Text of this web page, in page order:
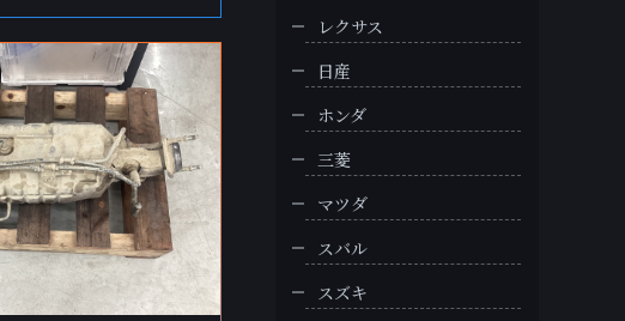
レクサス
日産
ホンダ
三菱
マツダ
スバル
スズキ